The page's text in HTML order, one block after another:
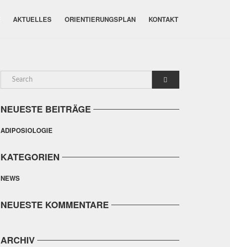
AKTUELLES ORIENTIERUNGSPLAN KONTAKT
NEUESTE BEITRÄGE
ADIPOSIOLOGIE
KATEGORIEN
NEWS
NEUESTE KOMMENTARE
ARCHIV